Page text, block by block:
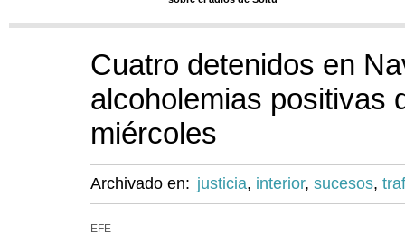
Cuatro detenidos en
alcoholemias positivas
miércoles
Archivado en: justicia, interior, sucesos,
EFE